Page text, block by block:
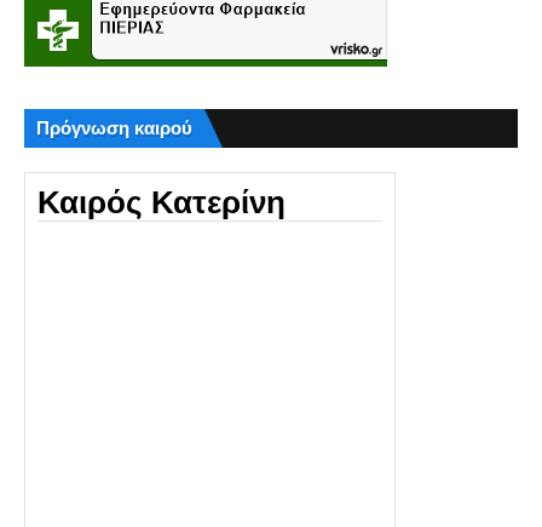
Πρόγνωση καιρού
Καιρός Κατερίνη